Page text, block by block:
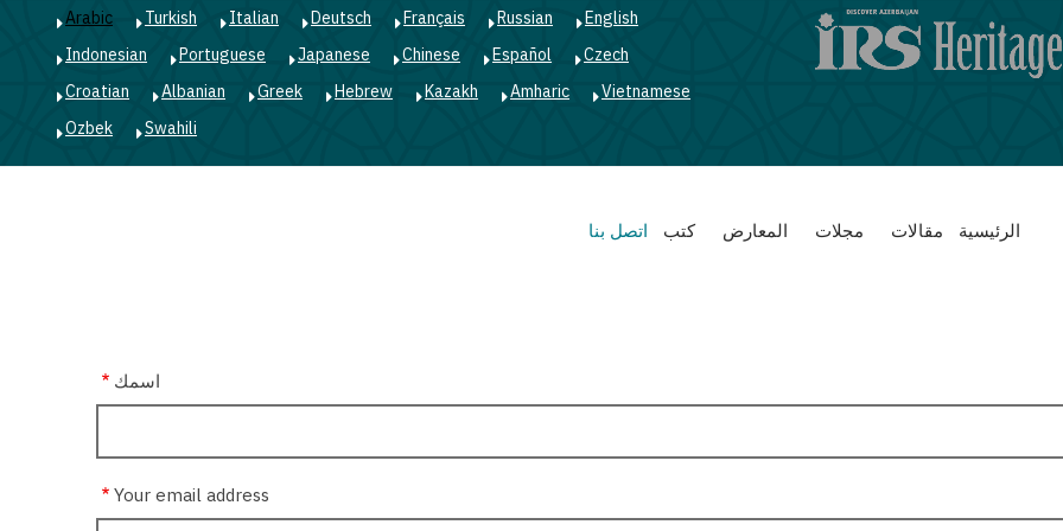
English
Russian
Français
Deutsch
Italian
Turkish
Arabic
Czech
Español
Chinese
Japanese
Portuguese
Indonesian
Vietnamese
Amharic
Kazakh
Hebrew
Greek
Albanian
Croatian
Swahili
Ozbek
Main
navigation
الرئيسية مقالات مجلات المعارض كتب اتصل بنا
اسمك
Your email address